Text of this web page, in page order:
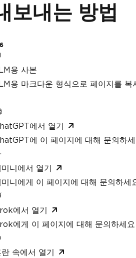
보내는 방법
용 사본
용 마크다운 형식으로 페이지를 복
에서 열기
에 이 페이지에 대해 문의하
니에서 열기
니에게 이 페이지에 대해 문의하세
에서 열기
에게 이 페이지에 대해 문의하세요
속에서 열기